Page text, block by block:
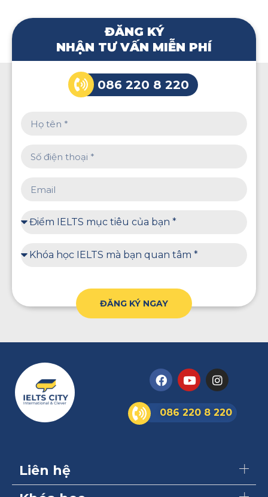
ĐĂNG KÝ
NHẬN TƯ VẤN MIỄN PHÍ
086 220 8 220
ĐĂNG KÝ NGAY
086 220 8 220
Liên hệ